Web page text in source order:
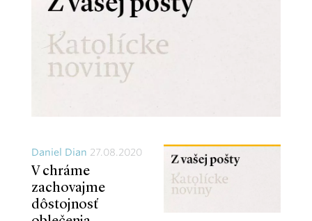
Daniel Dian 27.08.2020
V chráme
zachovajme
dôstojnosť